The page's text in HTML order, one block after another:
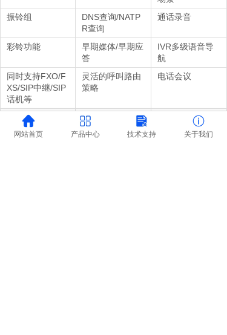
振铃组
DNS查询/NATP
R查询
通话录音
彩铃功能
早期媒体/早期应
答
IVR多级语音导
航
同时支持FXO/F
XS/SIP中继/SIP
话机等
灵活的呼叫路由
策略
电话会议
客服排队 彩铃功能
支持SNMP/TRO
支持G.711a编码
完美兼容IMS/N
网站首页 产品中心 技术支持 关于我们